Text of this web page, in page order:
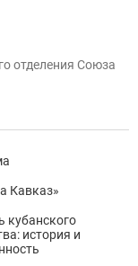
отделения Союза
Кавказ»
кубанского
история и